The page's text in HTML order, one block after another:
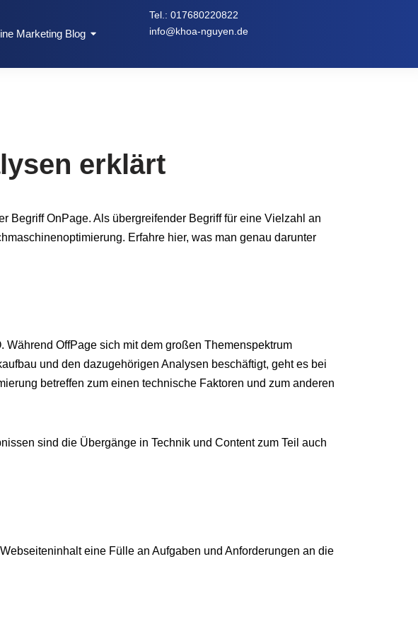
Marketing Blog
Tel.:017680220822
info@khoa-nguyen.de
erklärt
Begriff OnPage. Als übergreifender Begriff für eine Vielzahl an
Erfahre hier, was man genau darunter
OffPage sich mit dem großen Themenspektrum
und den dazugehörigen Analysen beschäftigt, geht es bei
betreffen zum einen technische Faktoren und zum anderen
sind die Übergänge in Technik und Content zum Teil auch
eine Fülle an Aufgaben und Anforderungen an die